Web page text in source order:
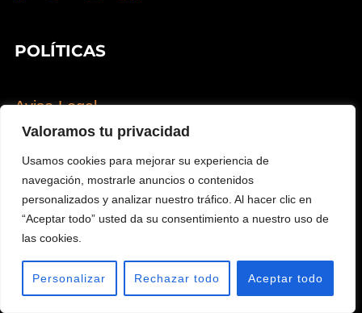
Valoramos tu privacidad
Usamos cookies para mejorar su experiencia de
navegación, mostrarle anuncios o contenidos
personalizados y analizar nuestro tráfico. Al hacer clic en
“Aceptar todo” usted da su consentimiento a nuestro uso de
las cookies.
Personalizar Rechazar todo Aceptar todo
POLÍTICAS
Aviso Legal
Política de Privacidad
Política de Cookies
Política de Calidad
INSTAGRAM
exsertecformacion